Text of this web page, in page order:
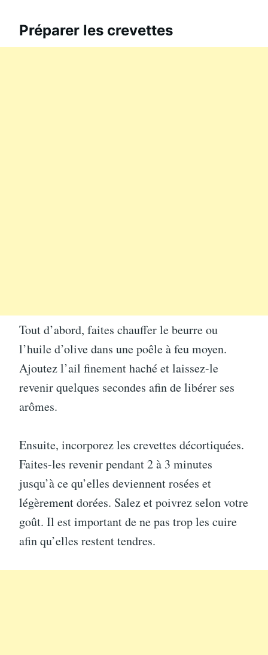
Préparer les crevettes
Tout d’abord, faites chauffer le beurre ou
l’huile d’olive dans une poêle à feu moyen.
Ajoutez l’ail finement haché et laissez-le
revenir quelques secondes afin de libérer ses
arômes.
Ensuite, incorporez les crevettes décortiquées.
Faites-les revenir pendant 2 à 3 minutes
jusqu’à ce qu’elles deviennent rosées et
légèrement dorées. Salez et poivrez selon votre
goût. Il est important de ne pas trop les cuire
afin qu’elles restent tendres.